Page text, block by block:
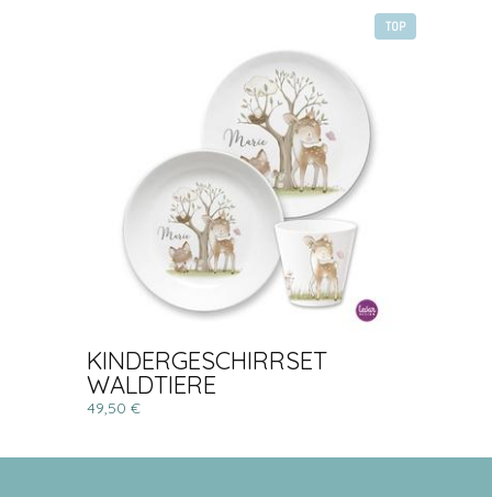
TOP
KINDERGESCHIRRSET
WALDTIERE
49,50 €